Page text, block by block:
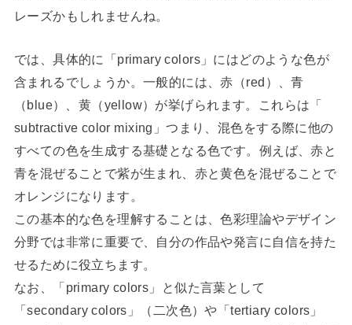
レーズかもしれませんね。
では、具体的に「primary colors」にはどのような色が
含まれるでしょうか。一般的には、赤（red）、青
（blue）、黄（yellow）が挙げられます。これらは「
subtractive color mixing」つまり、混色をする際に他の
すべての色を生成する基礎となる色です。例えば、赤と
青を混ぜることで紫が生まれ、赤と黄色を混ぜることで
オレンジになります。
この基本的な色を理解することは、色彩理論やデザイン
分野では非常に重要で、自分の作品や発言に自信を持た
せるために役立ちます。
なお、「primary colors」と似た言葉として
「secondary colors」（二次色）や「tertiary colors」